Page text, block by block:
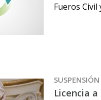
Fueros Civil
Licencia